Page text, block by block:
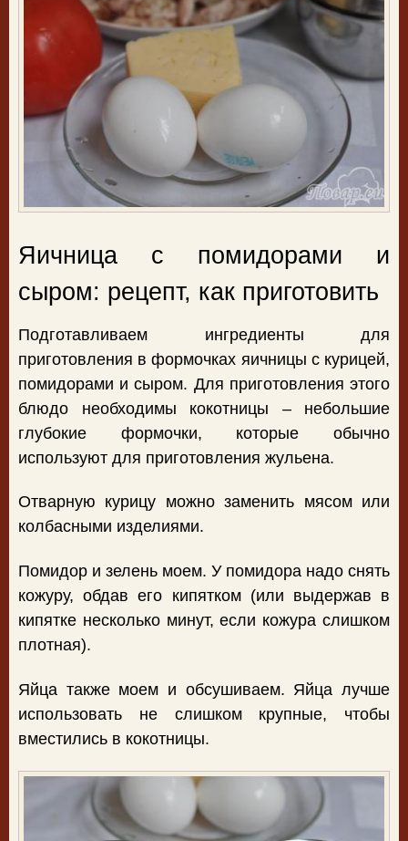
Яичница с помидорами и
сыром: рецепт, как приготовить
Подготавливаем ингредиенты для
приготовления в формочках яичницы с курицей,
помидорами и сыром. Для приготовления этого
блюдо необходимы кокотницы – небольшие
глубокие формочки, которые обычно
используют для приготовления жульена.
Отварную курицу можно заменить мясом или
колбасными изделиями.
Помидор и зелень моем. У помидора надо снять
кожуру, обдав его кипятком (или выдержав в
кипятке несколько минут, если кожура слишком
плотная).
Яйца также моем и обсушиваем. Яйца лучше
использовать не слишком крупные, чтобы
вместились в кокотницы.